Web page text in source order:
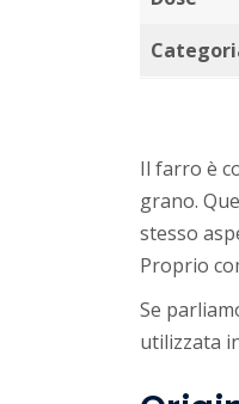
Il farro è
grano.
stesso
Proprio
Se
utilizzata